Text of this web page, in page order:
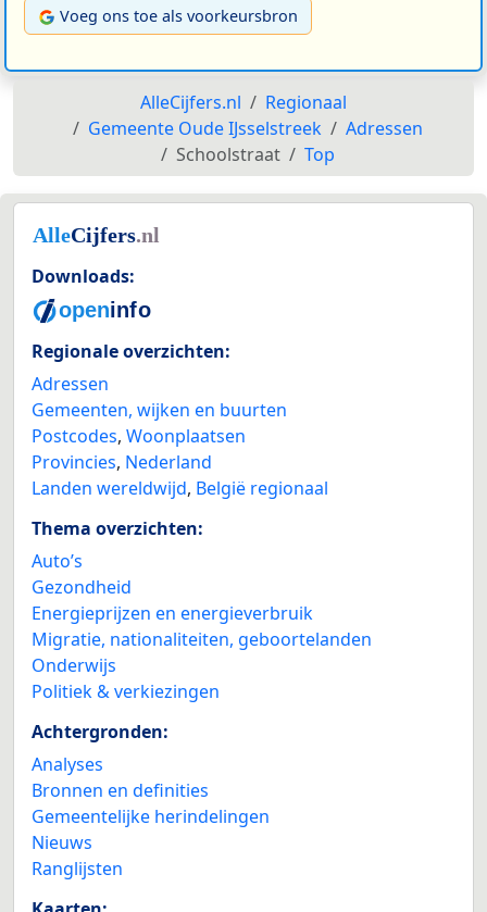
Voeg ons toe als voorkeursbron
AlleCijfers.nl
Regionaal
Gemeente Oude IJsselstreek
Adressen
Schoolstraat
Top
Downloads:
Regionale overzichten:
Adressen
Gemeenten, wijken en buurten
Postcodes, Woonplaatsen
Provincies, Nederland
Landen wereldwijd, België regionaal
Thema overzichten:
Auto’s
Gezondheid
Energieprijzen en energieverbruik
Migratie, nationaliteiten, geboortelanden
Onderwijs
Politiek & verkiezingen
Achtergronden:
Analyses
Bronnen en definities
Gemeentelijke herindelingen
Nieuws
Ranglijsten